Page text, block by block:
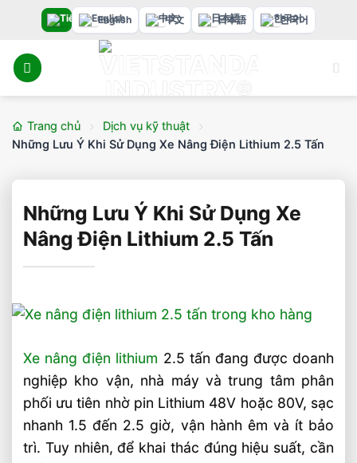
nội
dung
English 中文 日本語 한국어
Trang chủ
Dịch vụ kỹ thuật
Những Lưu Ý Khi Sử Dụng Xe Nâng Điện Lithium 2.5 Tấn
Những Lưu Ý Khi Sử Dụng Xe
Nâng Điện Lithium 2.5 Tấn
Xe nâng điện lithium 2.5 tấn đang được doanh
nghiệp kho vận, nhà máy và trung tâm phân
phối ưu tiên nhờ pin Lithium 48V hoặc 80V, sạc
nhanh 1.5 đến 2.5 giờ, vận hành êm và ít bảo
trì. Tuy nhiên, để khai thác đúng hiệu suất, cần